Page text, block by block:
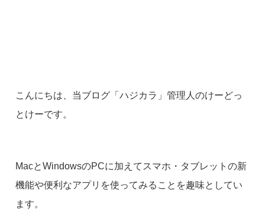
こんにちは、当ブログ「ハジカラ」管理人のけーどっ
とけーです。
MacとWindowsのPCに加えてスマホ・タブレットの新
機能や便利なアプリを使ってみることを趣味としてい
ます。